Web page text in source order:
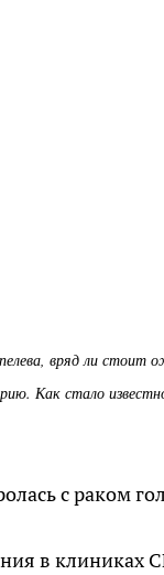
вряд ли
Как стало
с раком
в клиниках